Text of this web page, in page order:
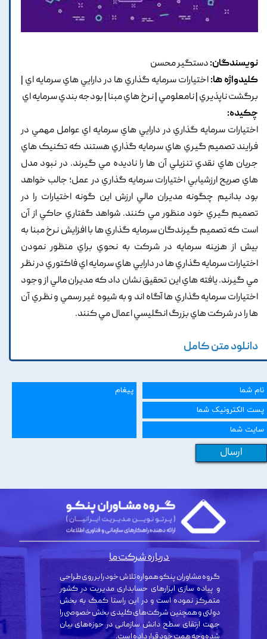
نویسندگان:دستگير محسن
کلیدواژه ها:اختيارات سرمايه گذاري ها در دارايي هاي سرمايه اي |
برگشت ناپذيري | نامعلومي | نرخ هاي مبنا | بودجه بندي سرمايه اي
چکیده:
اختيارات سرمايه گذاري در دارايي هاي سرمايه اي عوامل مهمي در
فرايند تصميم گيري هاي سرمايه گذاري هستند که تکنيک هاي
جريان هاي نقدي تنزيلي آن ها را ناديده مي گيرند. در نبود مدل
هاي صريح ارزشيابي اختيارات سرمايه گذاري در عمل؛ جالب خواهد
بود بدانيم چگونه مديران مالي ارزش اين گونه اختيارات را در
تصميم گيري خود منظور مي کنند. شواهد گفتاري حاکي از آن
است که تصميم گيرندگان سرمايه گذاري ها با افزايش نرخ مبنا به
بيش از هزينه سرمايه در شرکت به نحوي براي منظور نمودن
اختيارات سرمايه گذاري ها در دارايي هاي سرمايه اي فاکتوري در نظر
مي گيرند. يافته هاي اين تحقيق نشان داد که مديران مالي از وجود
اختيارات سرمايه گذاري ها آگاه اند و به شيوه غير رسمي و نظري آن
ها را در شرکت هاي بزرگ انگليسي اعمال مي کنند.
دانلود متن کامل
ارسال
گروه مشاوران پنکو همواره تلاش خود را بر روی طراحی
و پیاده سازی ابزارهای حسابداری مدیریت در کشور
متمرکز نموده است و در این راستا کمک به بخش
دولتی و همچنین شرکت‌های کلیدی بخش خصوصی را
جهت ارتقای سطح دانش سازمانی در حوزه‌های بیان
شده وجه همت خود قرار داده است.
درباره شرکت ما